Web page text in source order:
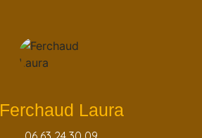
Ferchaud Laura